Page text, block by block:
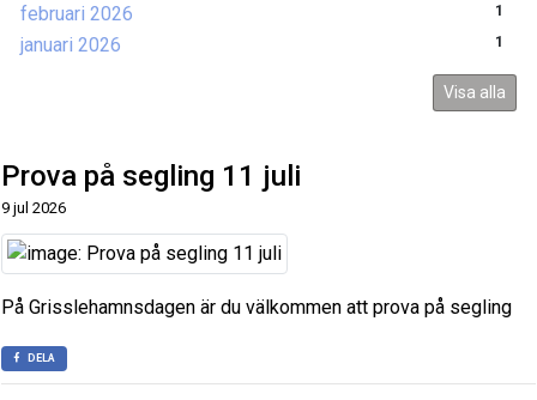
februari 2026 1
januari 2026 1
Visa alla
Prova på segling 11 juli
9 jul 2026
På Grisslehamnsdagen är du välkommen att prova på segling
DELA